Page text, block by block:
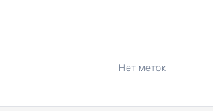
Нет меток